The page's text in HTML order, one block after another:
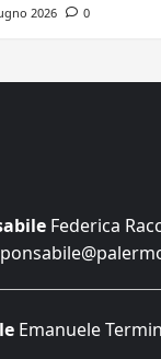
2026 0
Federica
Emanuele